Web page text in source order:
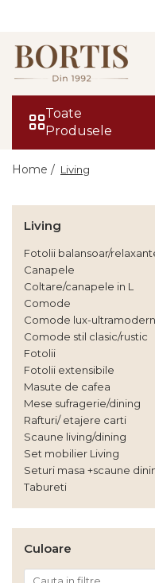
Toate Produsele
Fotolii balansoar/
Canapele
Fotolii
Fotolii extensibile
Masute de cafea
Mese sufragerie/
Rafturi/ etajere carti
Scaune living/dining
Set mobilier Living
Seturi masa +scaune
dining
Tabureti
Toate
Produsele
Home / Living
Living
Fotolii balansoar/
Canapele
Coltare/canapele in L
Comode
Comode lux-
Comode stil clasic/rustic
Fotolii
Fotolii extensibile
Masute de cafea
Mese sufragerie/dining
Rafturi/ etajere carti
Scaune living/dining
Set mobilier Living
Seturi masa +scaune
Tabureti
Culoare